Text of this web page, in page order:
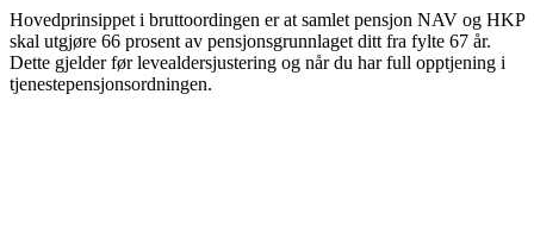
Hovedprinsippet i bruttoordingen er at samlet pensjon NAV og HKP
skal utgjøre 66 prosent av pensjonsgrunnlaget ditt fra fylte 67 år.
Dette gjelder før levealdersjustering og når du har full opptjening i
tjenestepensjonsordningen.